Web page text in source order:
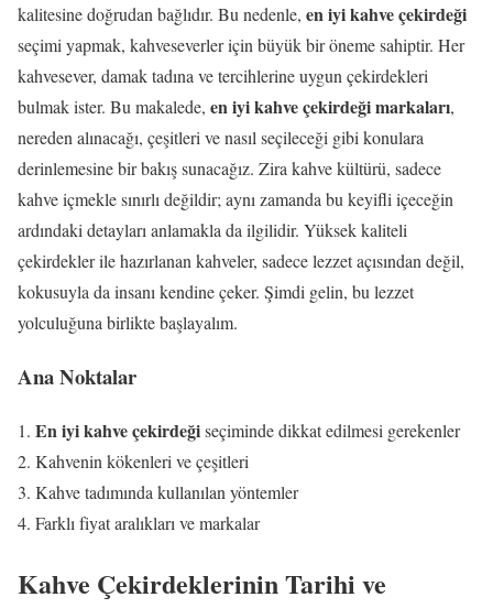
kalitesine doğrudan bağlıdır. Bu nedenle, en iyi kahve çekirdeği
seçimi yapmak, kahveseverler için büyük bir öneme sahiptir. Her
kahvesever, damak tadına ve tercihlerine uygun çekirdekleri
bulmak ister. Bu makalede, en iyi kahve çekirdeği markaları,
nereden alınacağı, çeşitleri ve nasıl seçileceği gibi konulara
derinlemesine bir bakış sunacağız. Zira kahve kültürü, sadece
kahve içmekle sınırlı değildir; aynı zamanda bu keyifli içeceğin
ardındaki detayları anlamakla da ilgilidir. Yüksek kaliteli
çekirdekler ile hazırlanan kahveler, sadece lezzet açısından değil,
kokusuyla da insanı kendine çeker. Şimdi gelin, bu lezzet
yolculuğuna birlikte başlayalım.
Ana Noktalar
En iyi kahve çekirdeğiseçiminde dikkat edilmesi gerekenler
Kahvenin kökenleri ve çeşitleri
Kahve tadımında kullanılan yöntemler
Farklı fiyat aralıkları ve markalar
Kahve Çekirdeklerinin Tarihi ve